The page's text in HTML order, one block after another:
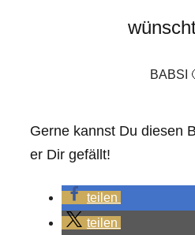
BABSI
Gerne kannst Du diesen
er Dir gefällt!
teilen
teilen